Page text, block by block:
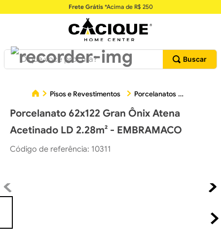
Frete Grátis*Acima de R$ 250
O que você procura?
Pisos e Revestimentos Porcelanatos
Porcelanato 62x122 Gran Ônix Atena
Acetinado LD 2.28m² - EMBRAMACO
Código de referência: 10311